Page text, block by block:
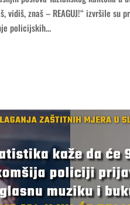
vidiš, znaš – REAGUJ!“ izvršile
policijskih...